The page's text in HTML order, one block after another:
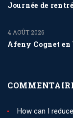
Journée de
Afeny Cognet en
4 AOÛT 2026
How can I